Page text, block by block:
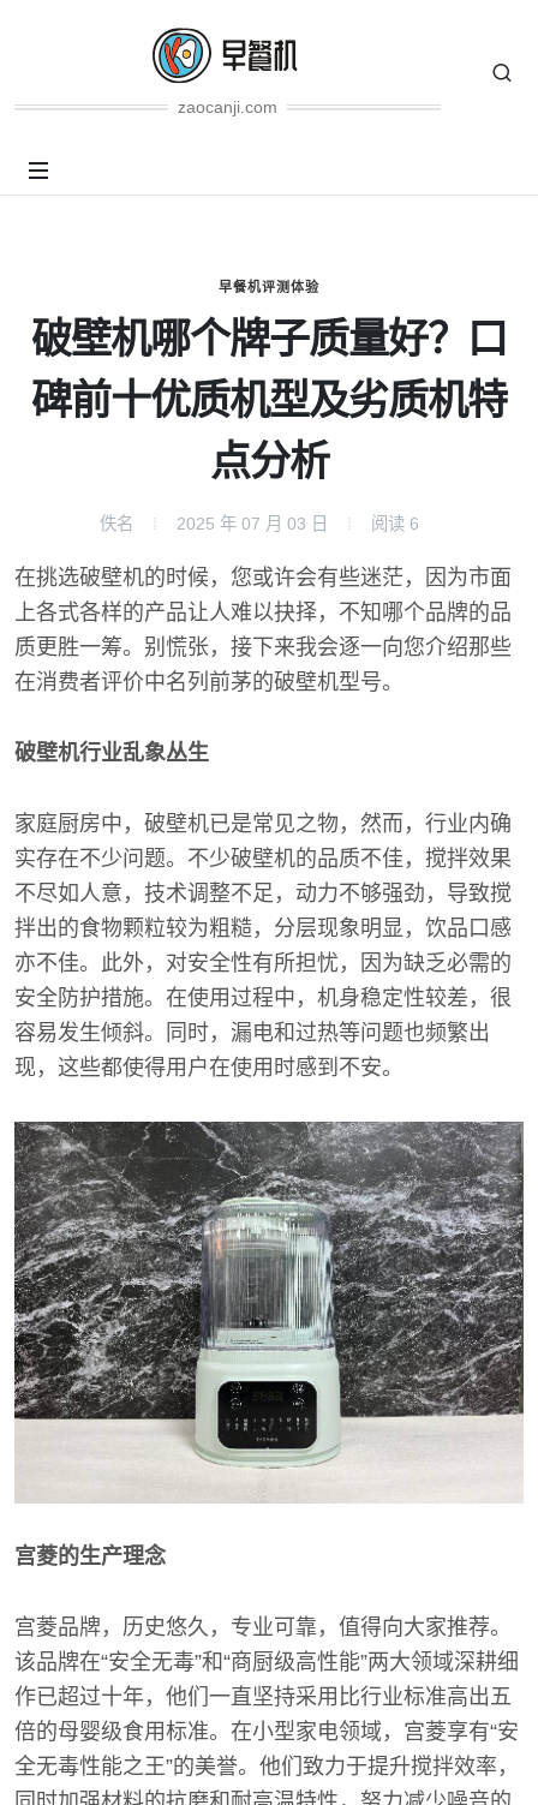
zaocanji.com
早餐机评测体验
破壁机哪个牌子质量好？口
碑前十优质机型及劣质机特
点分析
佚名 2025 年 07 月 03 日 阅读 6
在挑选破壁机的时候，您或许会有些迷茫，因为市面
上各式各样的产品让人难以抉择，不知哪个品牌的品
质更胜一筹。别慌张，接下来我会逐一向您介绍那些
在消费者评价中名列前茅的破壁机型号。
破壁机行业乱象丛生
家庭厨房中，破壁机已是常见之物，然而，行业内确
实存在不少问题。不少破壁机的品质不佳，搅拌效果
不尽如人意，技术调整不足，动力不够强劲，导致搅
拌出的食物颗粒较为粗糙，分层现象明显，饮品口感
亦不佳。此外，对安全性有所担忧，因为缺乏必需的
安全防护措施。在使用过程中，机身稳定性较差，很
容易发生倾斜。同时，漏电和过热等问题也频繁出
现，这些都使得用户在使用时感到不安。
宫菱的生产理念
宫菱品牌，历史悠久，专业可靠，值得向大家推荐。
该品牌在“安全无毒”和“商厨级高性能”两大领域深耕细
作已超过十年，他们一直坚持采用比行业标准高出五
倍的母婴级食用标准。在小型家电领域，宫菱享有“安
全无毒性能之王”的美誉。他们致力于提升搅拌效率，